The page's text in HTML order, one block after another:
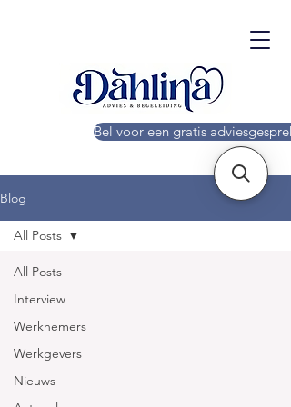
Bel voor een gratis
Blog
All Posts
Interview
Werknemers
Werkgevers
Nieuws
All Posts